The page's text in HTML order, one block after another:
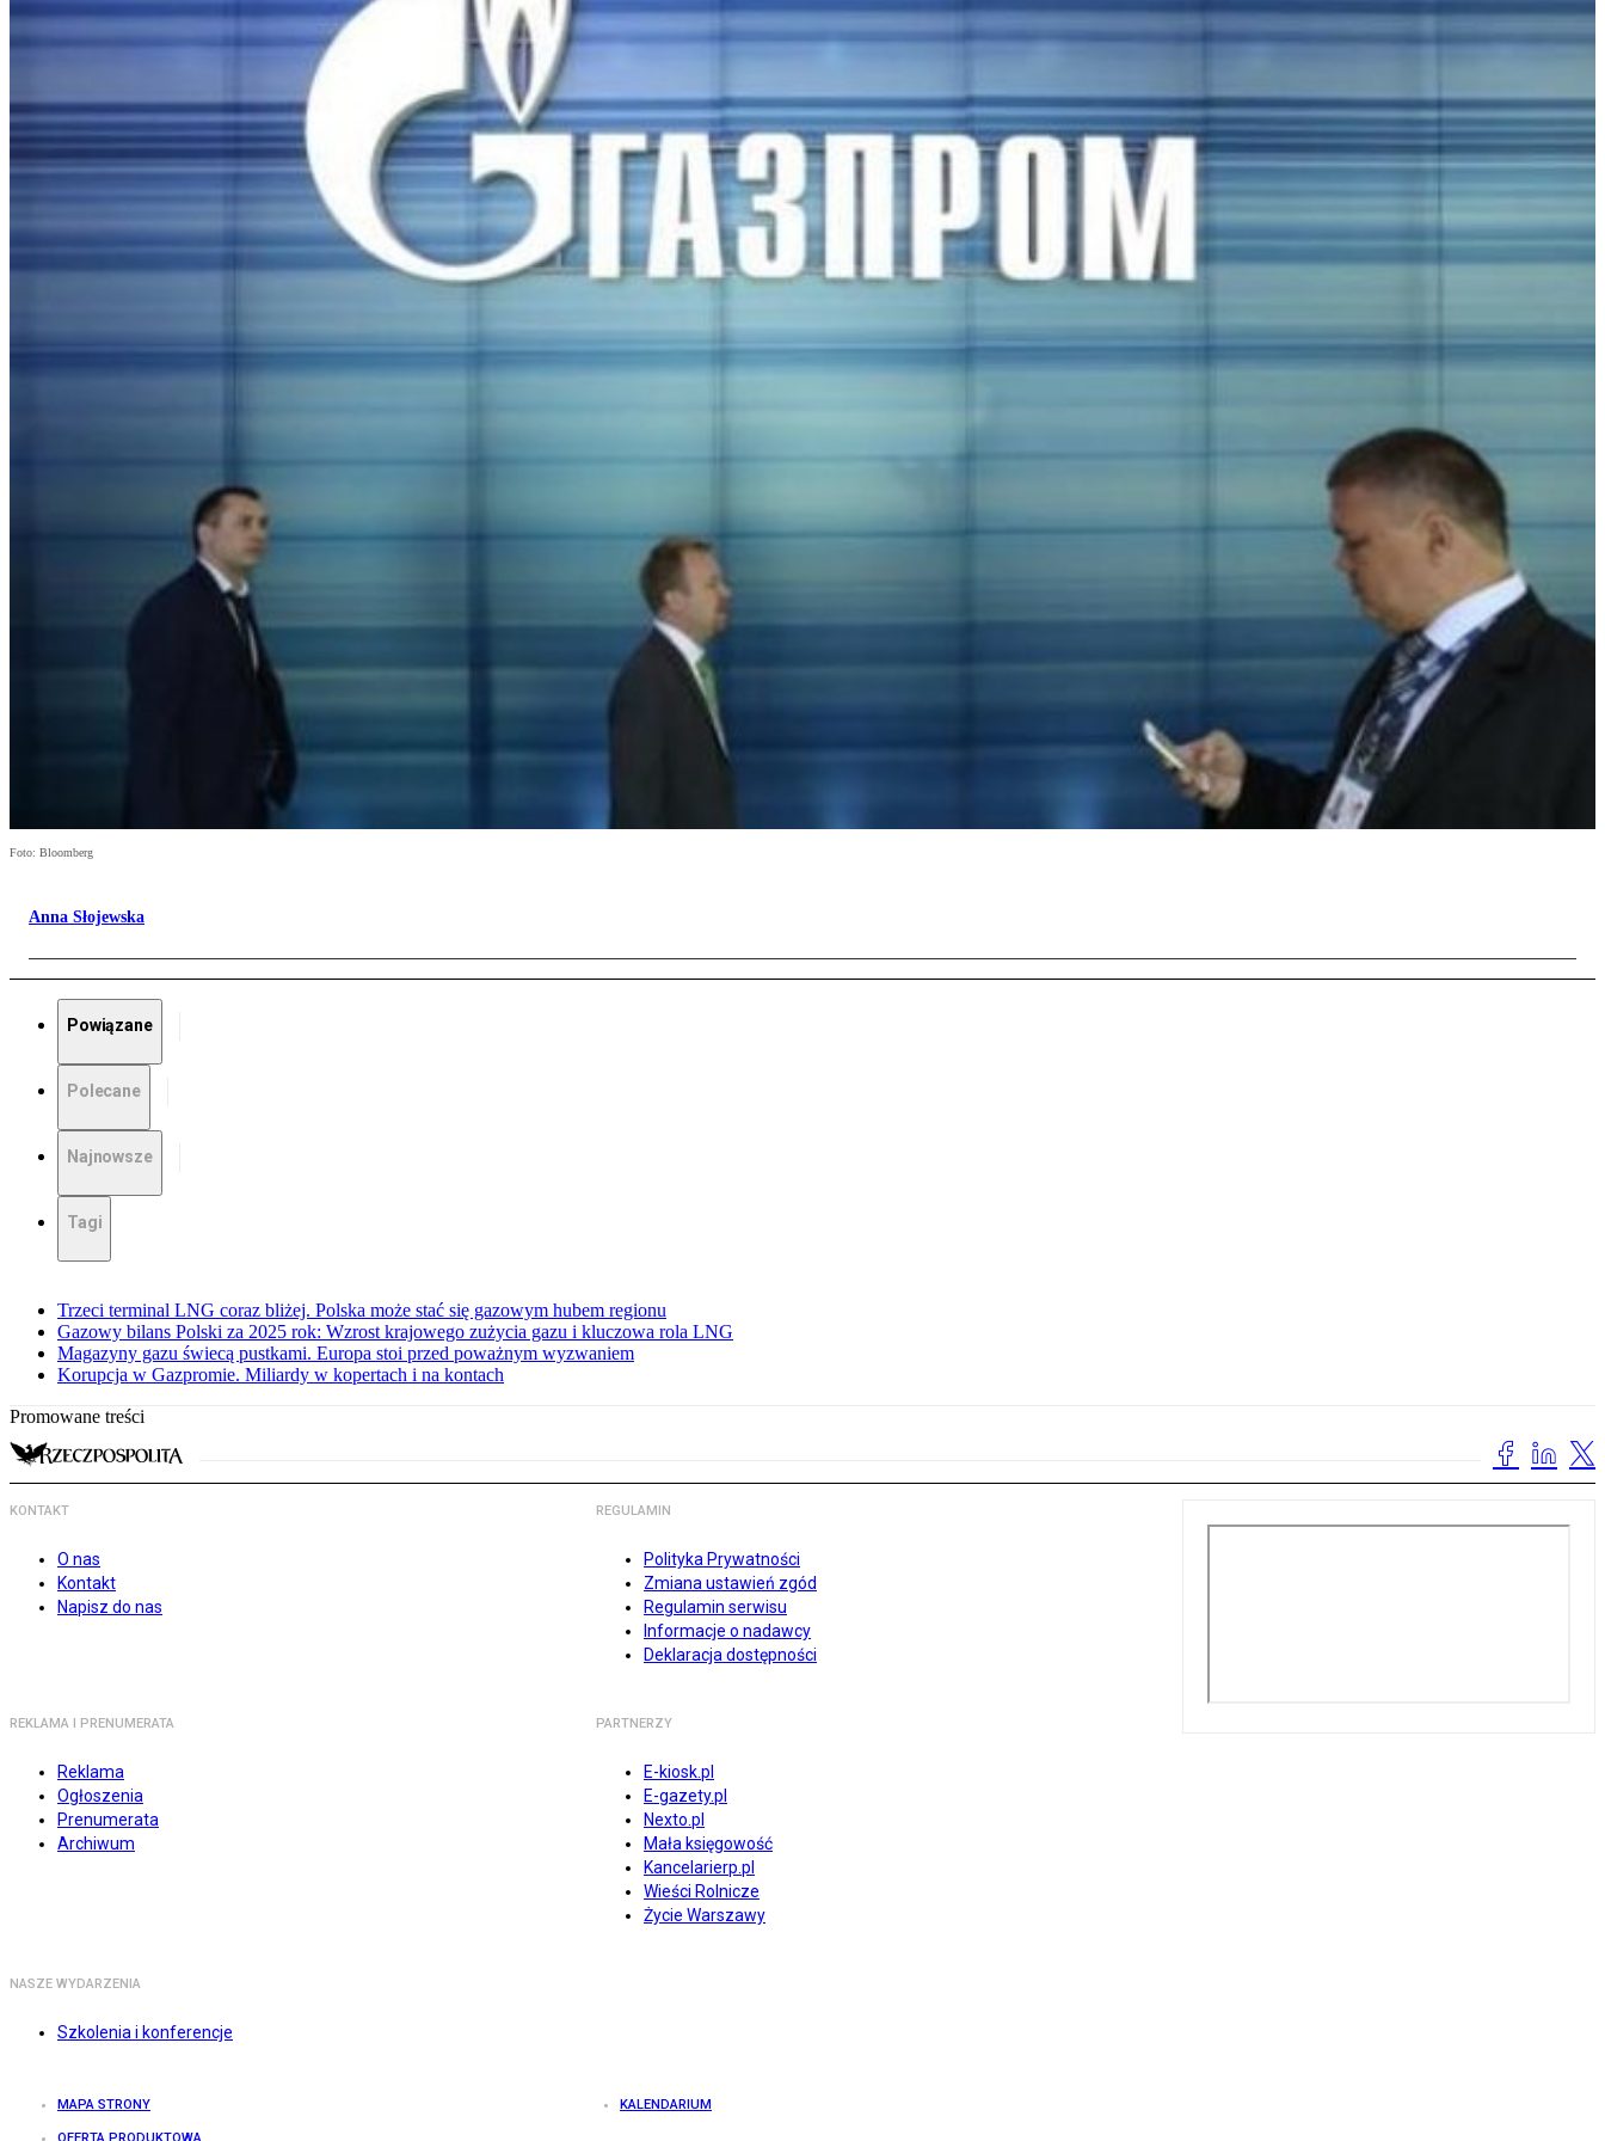
Foto: Bloomberg
Anna Słojewska
Powiązane
Polecane
Najnowsze
Tagi
Trzeci terminal LNG coraz bliżej. Polska może stać się gazowym hubem regionu
Gazowy bilans Polski za 2025 rok: Wzrost krajowego zużycia gazu i kluczowa rola LNG
Magazyny gazu świecą pustkami. Europa stoi przed poważnym wyzwaniem
Korupcja w Gazpromie. Miliardy w kopertach i na kontach
Promowane treści
KONTAKT
O nas
Kontakt
Napisz do nas
REGULAMIN
Polityka Prywatności
Zmiana ustawień zgód
Regulamin serwisu
Informacje o nadawcy
Deklaracja dostępności
REKLAMA I PRENUMERATA
Reklama
Ogłoszenia
Prenumerata
Archiwum
PARTNERZY
E-kiosk.pl
E-gazety.pl
Nexto.pl
Mała księgowość
Kancelarierp.pl
Wieści Rolnicze
Życie Warszawy
NASZE WYDARZENIA
Szkolenia i konferencje
MAPA STRONY KALENDARIUM